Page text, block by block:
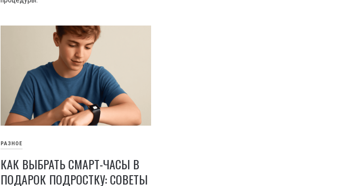
РАЗНОЕ
КАК ВЫБРАТЬ СМАРТ-ЧАСЫ В
ПОДАРОК ПОДРОСТКУ: СОВЕТЫ